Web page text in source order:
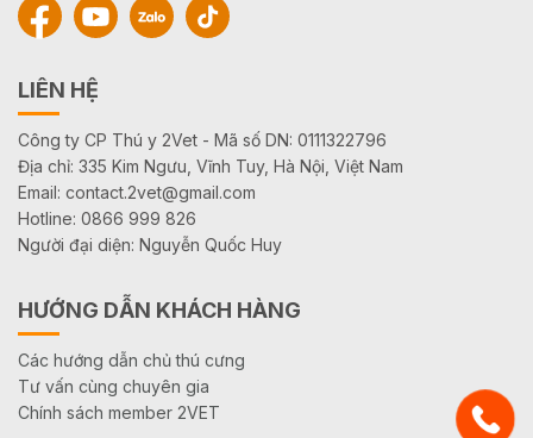
LIÊN HỆ
Công ty CP Thú y 2Vet - Mã số DN: 0111322796
Địa chỉ: 335 Kim Ngưu, Vĩnh Tuy, Hà Nội, Việt Nam
Email: contact.2vet@gmail.com
Hotline: 0866 999 826
Người đại diện: Nguyễn Quốc Huy
HƯỚNG DẪN KHÁCH HÀNG
Các hướng dẫn chủ thú cưng
Tư vấn cùng chuyên gia
Chính sách member 2VET